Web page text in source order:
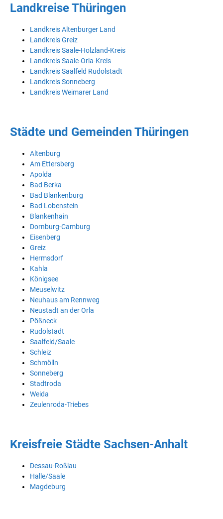
Landkreise Thüringen
Landkreis Altenburger Land
Landkreis Greiz
Landkreis Saale-Holzland-Kreis
Landkreis Saale-Orla-Kreis
Landkreis Saalfeld Rudolstadt
Landkreis Sonneberg
Landkreis Weimarer Land
Städte und Gemeinden Thüringen
Altenburg
Am Ettersberg
Apolda
Bad Berka
Bad Blankenburg
Bad Lobenstein
Blankenhain
Dornburg-Camburg
Eisenberg
Greiz
Hermsdorf
Kahla
Königsee
Meuselwitz
Neuhaus am Rennweg
Neustadt an der Orla
Pößneck
Rudolstadt
Saalfeld/Saale
Schleiz
Schmölln
Sonneberg
Stadtroda
Weida
Zeulenroda-Triebes
Kreisfreie Städte Sachsen-Anhalt
Dessau-Roßlau
Halle/Saale
Magdeburg